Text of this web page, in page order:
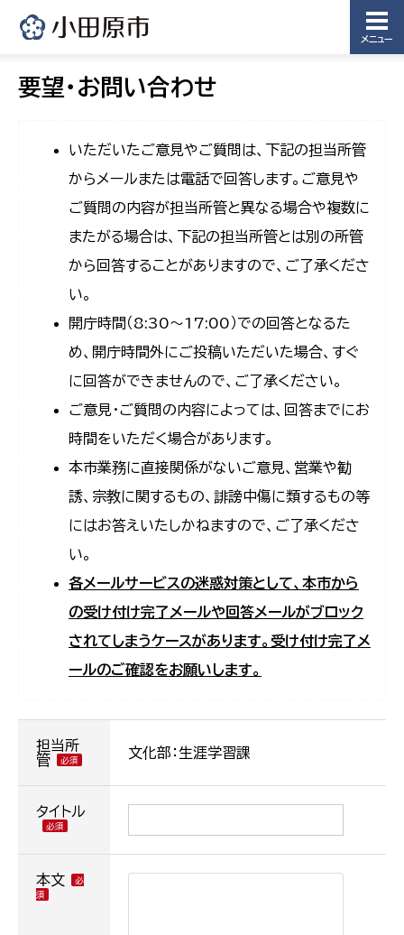
メニュー
要望・お問い合わせ
いただいたご意見やご質問は、下記の担当所管
からメールまたは電話で回答します。ご意見や
ご質問の内容が担当所管と異なる場合や複数に
またがる場合は、下記の担当所管とは別の所管
から回答することがありますので、ご了承くださ
い。
開庁時間（8:30〜17:00）での回答となるた
め、開庁時間外にご投稿いただいた場合、すぐ
に回答ができませんので、ご了承ください。
ご意見・ご質問の内容によっては、回答までにお
時間をいただく場合があります。
本市業務に直接関係がないご意見、営業や勧
誘、宗教に関するもの、誹謗中傷に類するもの等
にはお答えいたしかねますので、ご了承くださ
い。
各メールサービスの迷惑対策として、本市から
の受け付け完了メールや回答メールがブロック
されてしまうケースがあります。受け付け完了メ
ールのご確認をお願いします。
担当所
管
文化部：生涯学習課
タイトル
本文